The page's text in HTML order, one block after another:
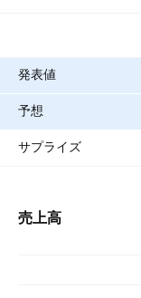
発表値
予想
サプライズ
売上高